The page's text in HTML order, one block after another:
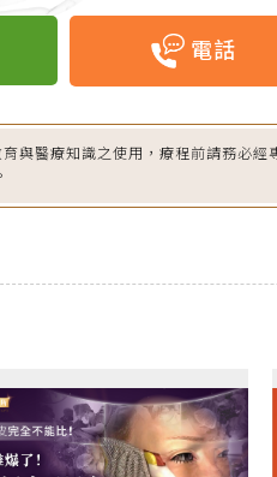
電話
與醫療知識之使用，療程前請務必經